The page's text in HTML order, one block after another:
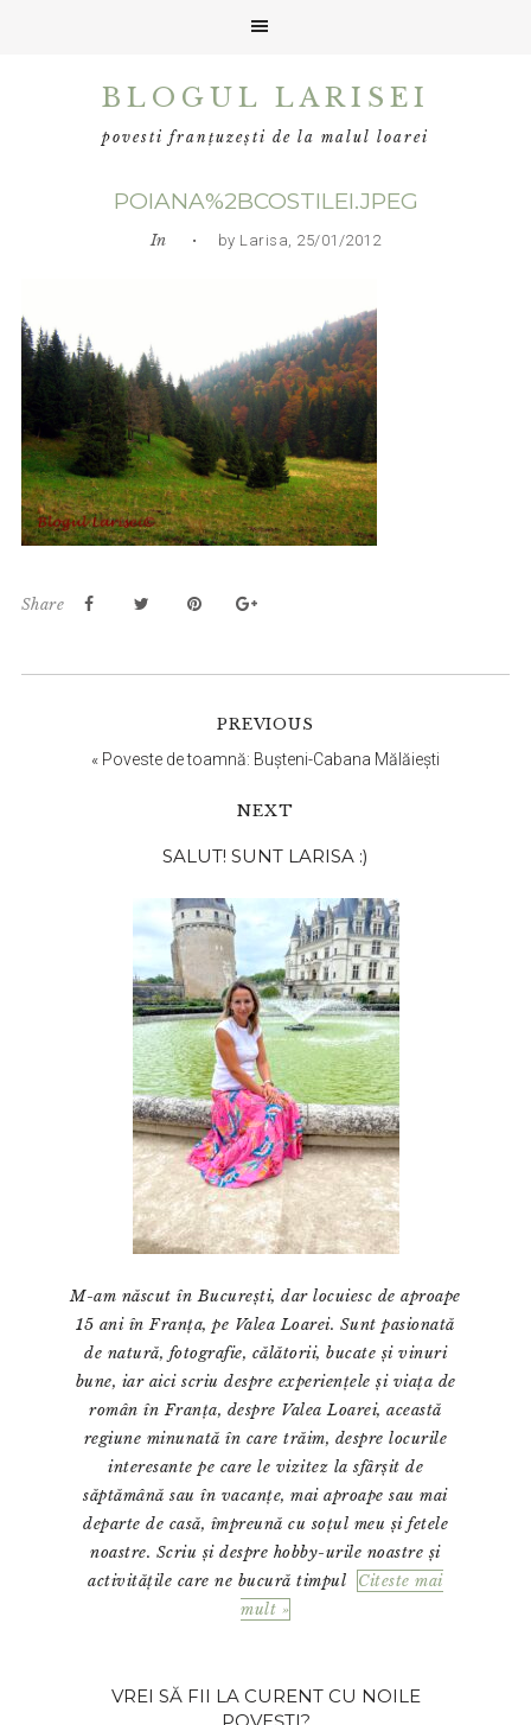
BLOGUL LARISEI
povesti franțuzești de la malul loarei
POIANA%2BCOSTILEI.JPEG
In • by Larisa, 25/01/2012
Share
PREVIOUS
« Poveste de toamnă: Bușteni-Cabana Mălăiești
NEXT
principală
SALUT! SUNT LARISA :)
M-am născut în București, dar locuiesc de aproape
15 ani în Franța, pe Valea Loarei. Sunt pasionată
de natură, fotografie, călătorii, bucate și vinuri
bune, iar aici scriu despre experiențele și viața de
român în Franța, despre Valea Loarei, această
regiune minunată în care trăim, despre locurile
interesante pe care le vizitez la sfârșit de
săptămână sau în vacanțe, mai aproape sau mai
departe de casă, împreună cu soțul meu și fetele
noastre. Scriu și despre hobby-urile noastre și
activitățile care ne bucură timpul
Citeste mai
mult »
VREI SĂ FII LA CURENT CU NOILE